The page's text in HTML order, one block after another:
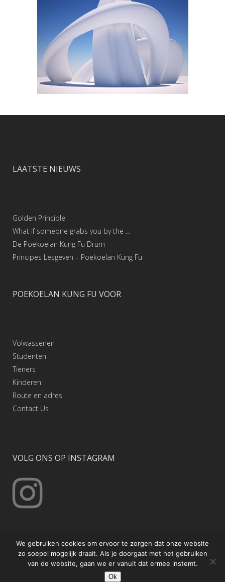
LAATSTE NIEUWS
Golden Principle
What if someone grabs you by the …
De Poekoelan Kung Fu Drum
Principes Lesgeven – Poekoelan Kung Fu
POEKOELAN KUNG FU VOOR
Volwassenen
Studenten
Tieners
Kinderen
Route en adres
Contact Us
VOLG ONS OP INSTAGRAM
© Copyright Poekoelan Kung Fu Nederland
We gebruiken cookies om ervoor te zorgen dat onze website
zo soepel mogelijk draait. Als je doorgaat met het gebruiken
van de website, gaan we er vanuit dat ermee instemt.
Ok